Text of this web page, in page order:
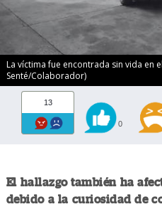
La víctima fue encontrada sin vida en
Senté/Colaborador)
13
0
El hallazgo también ha
debido a la curiosidad de